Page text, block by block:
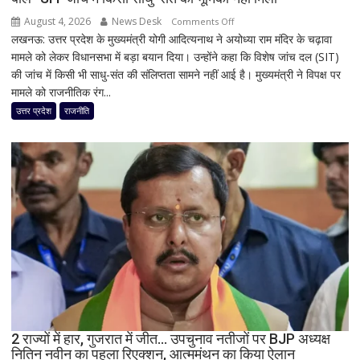
जरूरत
August 4, 2026 News Desk Comments Offon
राम
मंदिर
चढ़ावा
में
सीएम
योगी
का
बड़ा
बयान,
बोले-
SIT
जांच
में
किसी
साधु-
संत
लखनऊ: उत्तर प्रदेश के मुख्यमंत्री योगी आदित्यनाथ ने अयोध्या राम मंदिर के चढ़ावा
मामले को लेकर विधानसभा में बड़ा बयान दिया। उन्होंने कहा कि विशेष जांच दल (SIT)
की जांच में किसी भी साधु-संत की संलिप्तता सामने नहीं आई है। मुख्यमंत्री ने विपक्ष पर
मामले को राजनीतिक रंग...
उत्तर प्रदेश राजनीति
2 राज्यों में हार, गुजरात में जीत… उपचुनाव नतीजों पर BJP अध्यक्ष
नितिन नवीन का पहला रिएक्शन, आत्ममंथन का किया ऐलान